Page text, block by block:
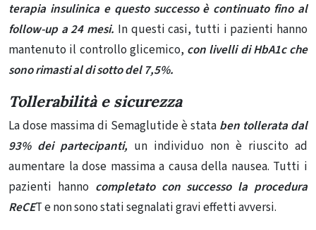
terapia insulinica e questo successo è continuato fino al
follow-up a 24 mesi. In questi casi, tutti i pazienti hanno
mantenuto il controllo glicemico, con livelli di HbA1c che
sono rimasti al di sotto del 7,5%.
Tollerabilità e sicurezza
La dose massima di Semaglutide è stata ben tollerata dal
93% dei partecipanti, un individuo non è riuscito ad
aumentare la dose massima a causa della nausea. Tutti i
pazienti hanno completato con successo la procedura
ReCET e non sono stati segnalati gravi effetti avversi.